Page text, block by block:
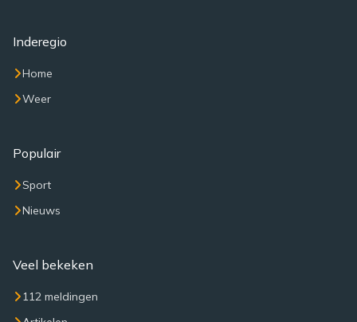
Inderegio
Home
Weer
Populair
Sport
Nieuws
Veel bekeken
112 meldingen